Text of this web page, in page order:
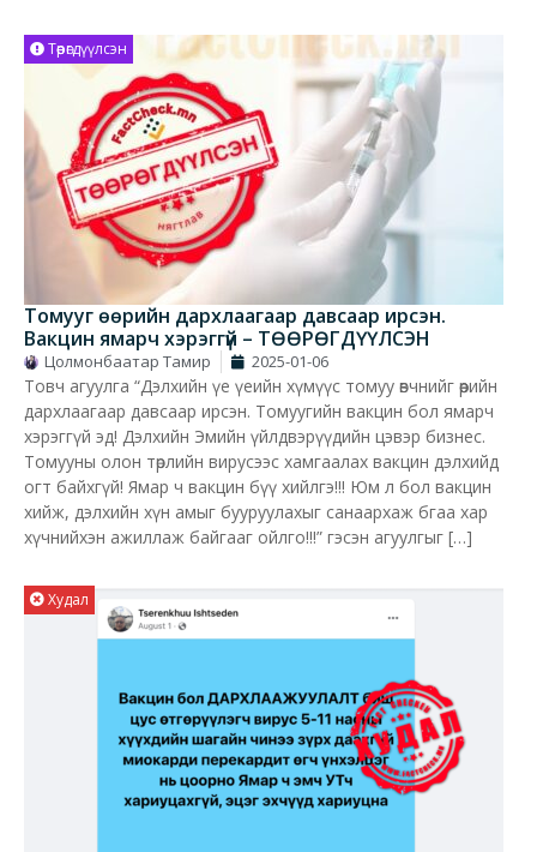
Төөрөгдүүлсэн
Томууг өөрийн дархлаагаар давсаар ирсэн.
Вакцин ямарч хэрэггүй – ТӨӨРӨГДҮҮЛСЭН
Цолмонбаатар Тамир 2025-01-06
Товч агуулга “Дэлхийн үе үеийн хүмүүс томуу өвчнийг өөрийн
дархлаагаар давсаар ирсэн. Томуугийн вакцин бол ямарч
хэрэггүй эд! Дэлхийн Эмийн үйлдвэрүүдийн цэвэр бизнес.
Томууны олон төрлийн вирусээс хамгаалах вакцин дэлхийд
огт байхгүй! Ямар ч вакцин бүү хийлгэ!!! Юм л бол вакцин
хийж, дэлхийн хүн амыг бууруулахыг санаархаж бгаа хар
хүчнийхэн ажиллаж байгааг ойлго!!!” гэсэн агуулгыг […]
Худал